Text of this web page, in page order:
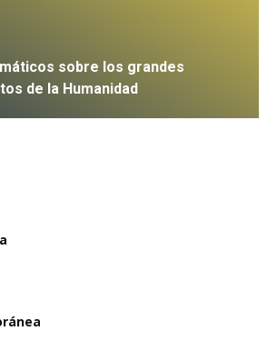
sobre los grandes
de la Humanidad